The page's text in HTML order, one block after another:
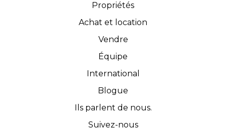
Propriétés
Achat et location
Vendre
Équipe
International
Blogue
Ils parlent de nous.
Suivez-nous